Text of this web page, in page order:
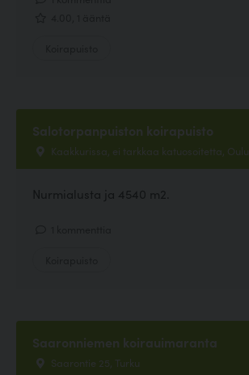
Salotorpanpuiston koirapuisto
Kaakkurissa, ei tarkkaa katuosoitetta, Oulu
Nurmialusta ja 4540 m2.
Saaronniemen koirauimaranta
Saarontie 25, Turku